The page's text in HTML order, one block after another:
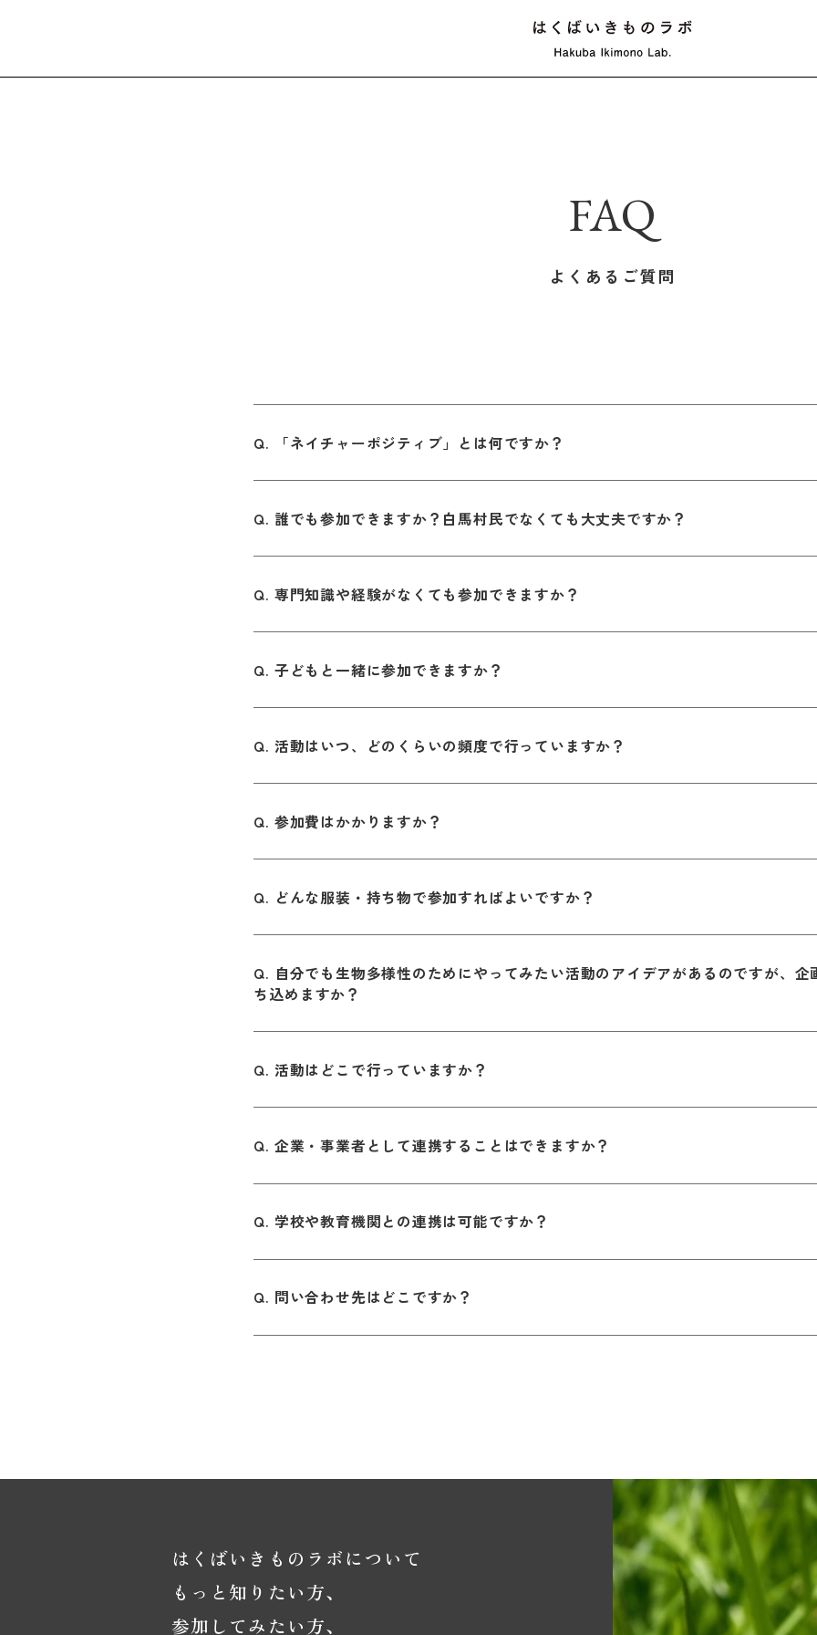
よくあるご質問
「ネイチャーポジティブ」とは何ですか？
誰でも参加できますか？白馬村民でなくても大丈夫ですか？
専門知識や経験がなくても参加できますか？
子どもと一緒に参加できますか？
活動はいつ、どのくらいの頻度で行っていますか？
参加費はかかりますか？
どんな服装・持ち物で参加すればよいですか？
自分でも生物多様性のためにやってみたい活動のアイデアがあるのですが、企
ち込めますか？
活動はどこで行っていますか？
企業・事業者として連携することはできますか？
学校や教育機関との連携は可能ですか？
問い合わせ先はどこですか？
はくばいきものラボについて
もっと知りたい方、
参加してみたい方、